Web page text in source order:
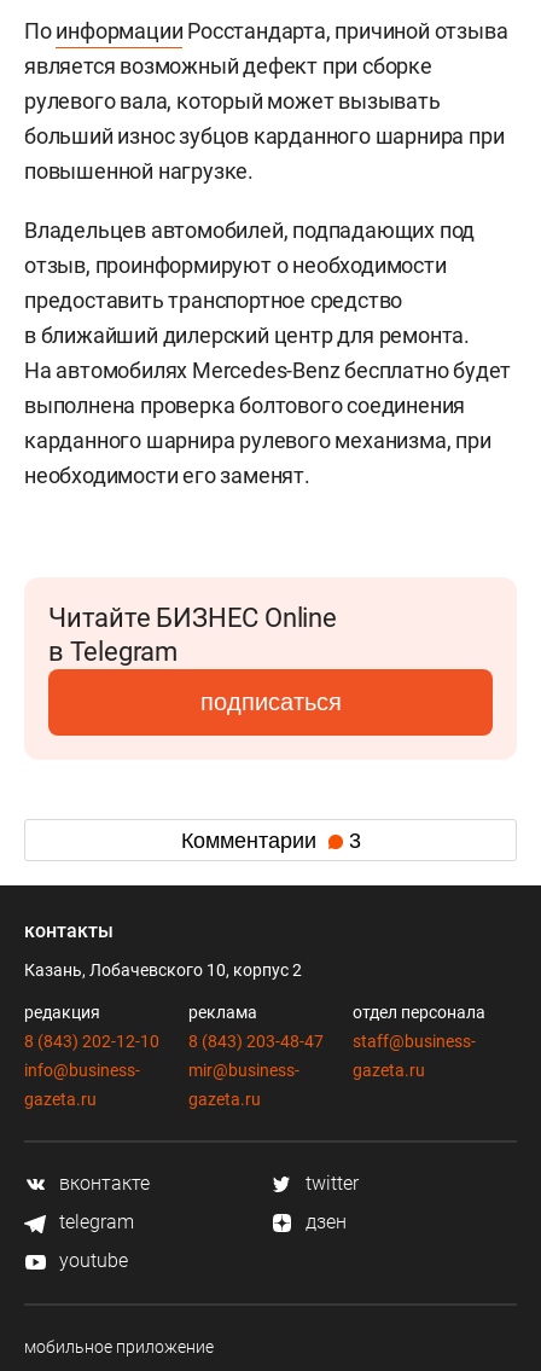
Поинформации Росстандарта, причиной отзыва
является возможный дефект при сборке
рулевого вала, который может вызывать
больший износ зубцов карданного шарнира при
повышенной нагрузке.
Владельцев автомобилей, подпадающих под
отзыв, проинформируют о необходимости
предоставить транспортное средство
в ближайший дилерский центр для ремонта.
На автомобилях Mercedes-Benz бесплатно будет
выполнена проверка болтового соединения
карданного шарнира рулевого механизма, при
необходимости его заменят.
Читайте БИЗНЕС Online
в Telegram
подписаться
Комментарии 3
контакты
Казань, Лобачевского 10, корпус 2
редакция
8 (843) 202-12-10
info@business-
gazeta.ru
реклама
8 (843) 203-48-47
mir@business-
gazeta.ru
отдел персонала
staff@business-
gazeta.ru
вконтакте
twitter
telegram
дзен
youtube
мобильное приложение